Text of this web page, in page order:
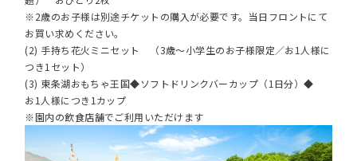
※2歳のお子様は別途チケットの購入が必要です。当日フロントにて
お買い求めください。
(2) 手持ち花火ミニセット （3歳～小学生のお子様限定／お1人様に
つき1セット）
(3) 東条湖おもちゃ王国◆ソフトドリンクバーカップ（1日分）◆
お1人様につき1カップ
※園内の飲食店舗でご利用いただけます